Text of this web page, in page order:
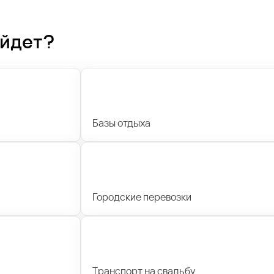
Базы отдыха
Городские перевозки
Транспорт на свадьбу